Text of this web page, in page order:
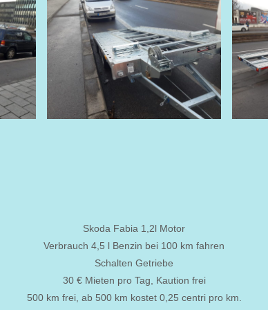
Skoda Fabia 1,2l Motor
Verbrauch 4,5 l Benzin bei 100 km fahren
Schalten Getriebe
30 € Mieten pro Tag, Kaution frei
500 km frei, ab 500 km kostet 0,25 centri pro km.